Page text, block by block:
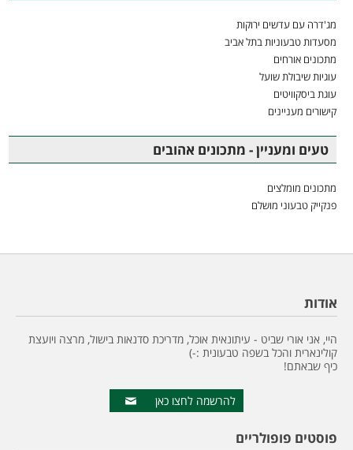
מג'דרה עם עדשים ירוקות
מסעדות טבעוניות בתל אביב
מתכונים אורחים
עוגיות שיבולת שועל
עוגת ביסקוויטים
קישורים מעניינים
טעים ומעניין - מתכונים אהובים
מתכונים מומלצים
פנקייק טבעוני מושלם
אודות
היי, אני אורי שביט - עיתונאית אוכל, מדריכת סדנאות בישול, מרצה ויועצת
קולינארית והכל בשפה טבעונית :-)
כיף שבאתם!
להרשמה לחצו כאן
פוסטים פופולריים